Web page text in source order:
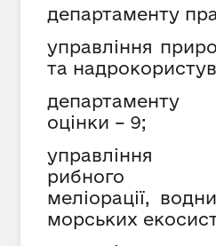
департаменту
управління
та
департаменту
оцінки – 9;
управління
рибного
меліорації,
морських